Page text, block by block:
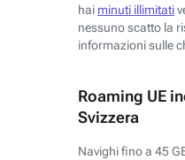
hai minuti illimitati
nessuno scatto la
informazioni sulle
Roaming UE
Svizzera
Navighi fino a 45